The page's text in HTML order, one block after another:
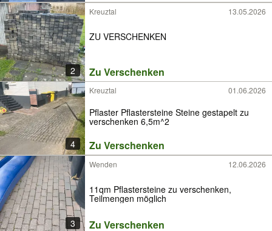
2
Kreuztal 13.05.2026
ZU VERSCHENKEN
Zu Verschenken
4
Kreuztal 01.06.2026
Pflaster Pflastersteine Steine gestapelt zu
verschenken 6,5m^2
Zu Verschenken
3
Wenden 12.06.2026
11qm Pflastersteine zu verschenken,
Teilmengen möglich
Zu Verschenken